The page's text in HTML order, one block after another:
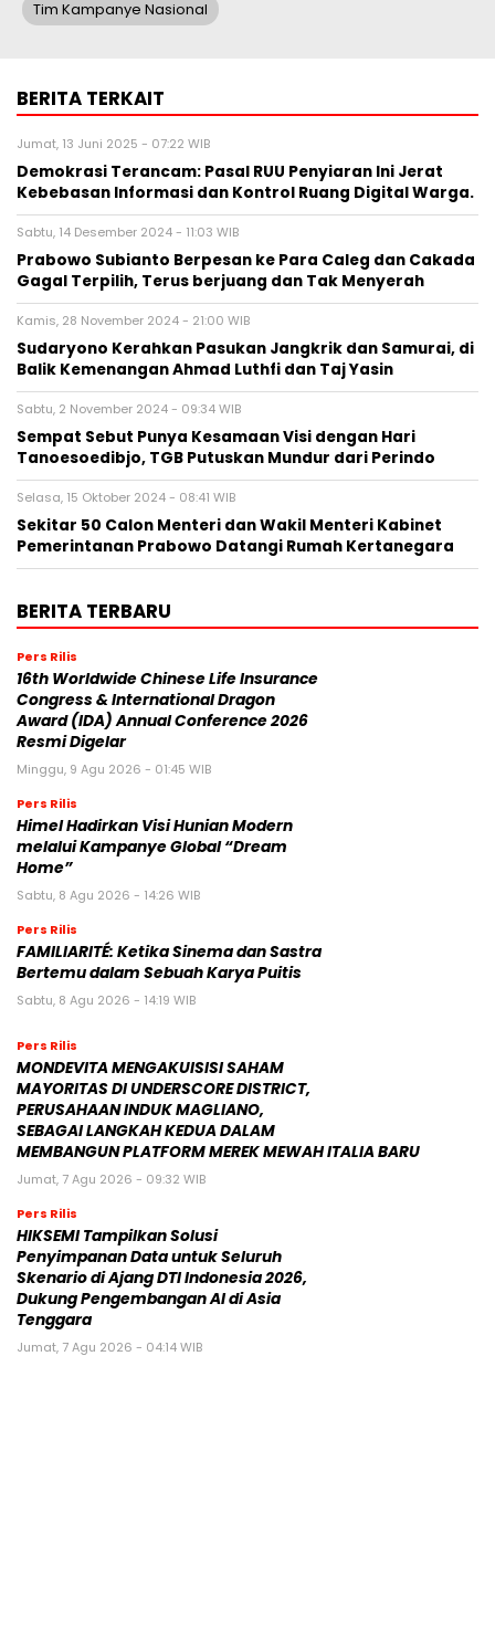
Tim Kampanye Nasional
BERITA TERKAIT
Jumat, 13 Juni 2025 - 07:22 WIB
Demokrasi Terancam: Pasal RUU Penyiaran Ini Jerat
Kebebasan Informasi dan Kontrol Ruang Digital Warga.
Sabtu, 14 Desember 2024 - 11:03 WIB
Prabowo Subianto Berpesan ke Para Caleg dan Cakada
Gagal Terpilih, Terus berjuang dan Tak Menyerah
Kamis, 28 November 2024 - 21:00 WIB
Sudaryono Kerahkan Pasukan Jangkrik dan Samurai, di
Balik Kemenangan Ahmad Luthfi dan Taj Yasin
Sabtu, 2 November 2024 - 09:34 WIB
Sempat Sebut Punya Kesamaan Visi dengan Hari
Tanoesoedibjo, TGB Putuskan Mundur dari Perindo
Selasa, 15 Oktober 2024 - 08:41 WIB
Sekitar 50 Calon Menteri dan Wakil Menteri Kabinet
Pemerintanan Prabowo Datangi Rumah Kertanegara
BERITA TERBARU
Pers Rilis
16th Worldwide Chinese Life Insurance
Congress & International Dragon
Award (IDA) Annual Conference 2026
Resmi Digelar
Minggu, 9 Agu 2026 - 01:45 WIB
Pers Rilis
Himel Hadirkan Visi Hunian Modern
melalui Kampanye Global “Dream
Home”
Sabtu, 8 Agu 2026 - 14:26 WIB
Pers Rilis
FAMILIARITÉ: Ketika Sinema dan Sastra
Bertemu dalam Sebuah Karya Puitis
Sabtu, 8 Agu 2026 - 14:19 WIB
Pers Rilis
MONDEVITA MENGAKUISISI SAHAM
MAYORITAS DI UNDERSCORE DISTRICT,
PERUSAHAAN INDUK MAGLIANO,
SEBAGAI LANGKAH KEDUA DALAM
MEMBANGUN PLATFORM MEREK MEWAH ITALIA BARU
Jumat, 7 Agu 2026 - 09:32 WIB
Pers Rilis
HIKSEMI Tampilkan Solusi
Penyimpanan Data untuk Seluruh
Skenario di Ajang DTI Indonesia 2026,
Dukung Pengembangan AI di Asia
Tenggara
Jumat, 7 Agu 2026 - 04:14 WIB